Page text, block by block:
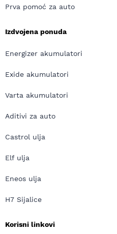
Prva pomoć za auto
Izdvojena ponuda
Energizer akumulatori
Exide akumulatori
Varta akumulatori
Aditivi za auto
Castrol ulja
Elf ulja
Eneos ulja
H7 Sijalice
Korisni linkovi